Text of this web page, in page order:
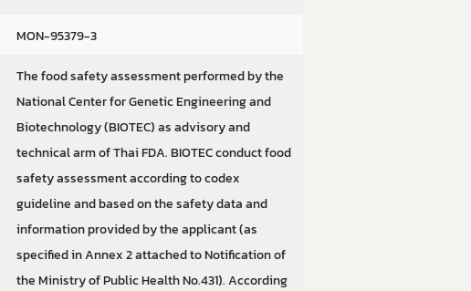
MON-95379-3
The food safety assessment performed by the
National Center for Genetic Engineering and
Biotechnology (BIOTEC) as advisory and
technical arm of Thai FDA. BIOTEC conduct food
safety assessment according to codex
guideline and based on the safety data and
information provided by the applicant (as
specified in Annex 2 attached to Notification of
the Ministry of Public Health No.431). According